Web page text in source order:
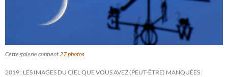
Cette galerie contient27 photos.
2019 : LES IMAGES DU CIEL QUE VOUS AVEZ (PEUT-ÊTRE) MANQUÉES